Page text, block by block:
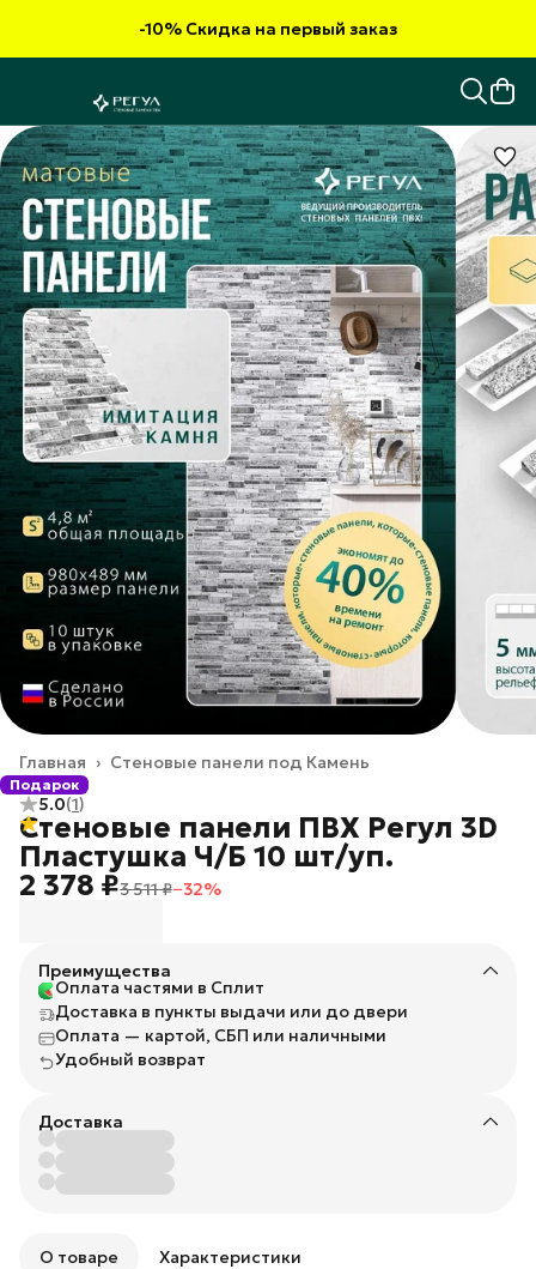
-10% Скидка на первый заказ
Стеновые панели под Камень
Главная ›
Подарок
5.0(1)
Стеновые панели ПВХ Регул 3D
Пластушка Ч/Б 10 шт/уп.
2 378 ₽3 511 ₽−32%
Преимущества
Оплата частями в Сплит
Доставка в пункты выдачи или до двери
Оплата — картой, СБП или наличными
Удобный возврат
Доставка
О товаре Характеристики